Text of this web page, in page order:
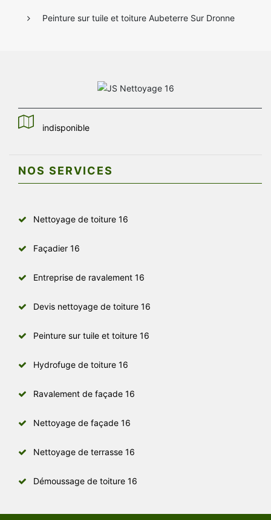
Peinture sur tuile et toiture Aubeterre Sur Dronne
indisponible
NOS SERVICES
Nettoyage de toiture 16
Façadier 16
Entreprise de ravalement 16
Devis nettoyage de toiture 16
Peinture sur tuile et toiture 16
Hydrofuge de toiture 16
Ravalement de façade 16
Nettoyage de façade 16
Nettoyage de terrasse 16
Démoussage de toiture 16